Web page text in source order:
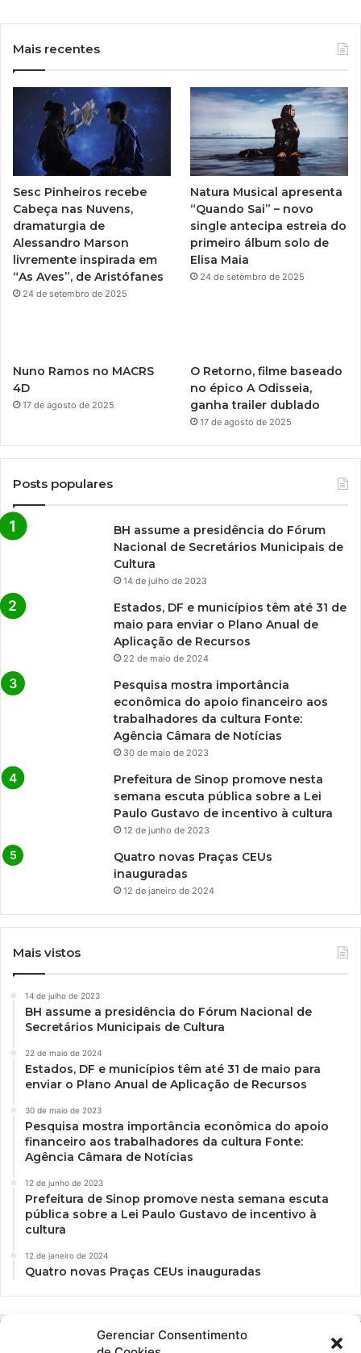
Gerenciar Consentimento
T
e
t
g
r
a
m
Mais recentes
Sesc Pinheiros recebe
Cabeça nas Nuvens,
dramaturgia de
Alessandro Marson
livremente inspirada em
“As Aves”, de Aristófanes
24 de setembro de 2025
Natura Musical apresenta
“Quando Sai” – novo
single antecipa estreia do
primeiro álbum solo de
Elisa Maia
24 de setembro de 2025
Nuno Ramos no MACRS
4D
17 de agosto de 2025
O Retorno, filme baseado
no épico A Odisseia,
ganha trailer dublado
17 de agosto de 2025
Posts populares
BH assume a presidência do Fórum
Nacional de Secretários Municipais de
Cultura
14 de julho de 2023
Estados, DF e municípios têm até 31 de
maio para enviar o Plano Anual de
Aplicação de Recursos
22 de maio de 2024
Pesquisa mostra importância
econômica do apoio financeiro aos
trabalhadores da cultura Fonte:
Agência Câmara de Notícias
30 de maio de 2023
Prefeitura de Sinop promove nesta
semana escuta pública sobre a Lei
Paulo Gustavo de incentivo à cultura
12 de junho de 2023
Quatro novas Praças CEUs
inauguradas
12 de janeiro de 2024
Mais vistos
14 de julho de 2023
BH assume a presidência do Fórum Nacional de
Secretários Municipais de Cultura
22 de maio de 2024
Estados, DF e municípios têm até 31 de maio para
enviar o Plano Anual de Aplicação de Recursos
30 de maio de 2023
Pesquisa mostra importância econômica do apoio
financeiro aos trabalhadores da cultura Fonte:
Agência Câmara de Notícias
12 de junho de 2023
Prefeitura de Sinop promove nesta semana escuta
pública sobre a Lei Paulo Gustavo de incentivo à
cultura
12 de janeiro de 2024
Quatro novas Praças CEUs inauguradas